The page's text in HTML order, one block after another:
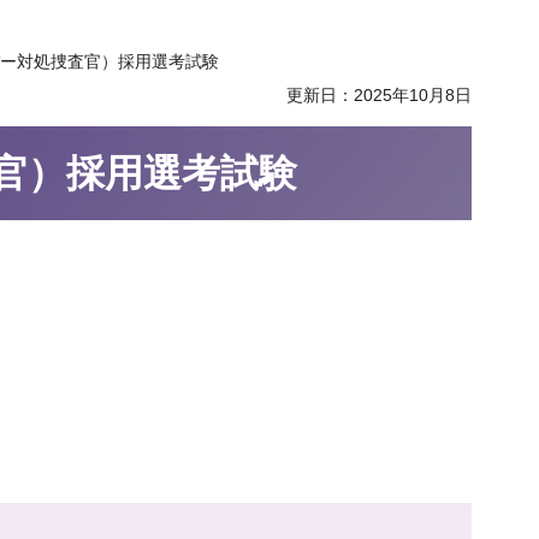
対処捜査官）採用選考試験
更新日：2025年10月8日
）採用選考試験